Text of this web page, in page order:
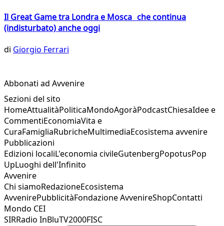
Il Great Game tra Londra e Mosca che continua
(indisturbato) anche oggi
di Giorgio Ferrari
Abbonati ad Avvenire
Sezioni del sito
HomeAttualitàPoliticaMondoAgoràPodcastChiesaIdee e
CommentiEconomiaVita e
CuraFamigliaRubricheMultimediaEcosistema avvenire
Pubblicazioni
Edizioni localiL'economia civileGutenbergPopotusPop
UpLuoghi dell'Infinito
Avvenire
Chi siamoRedazioneEcosistema
AvvenirePubblicitàFondazione AvvenireShopContatti
Mondo CEI
SIRRadio InBluTV2000FISC